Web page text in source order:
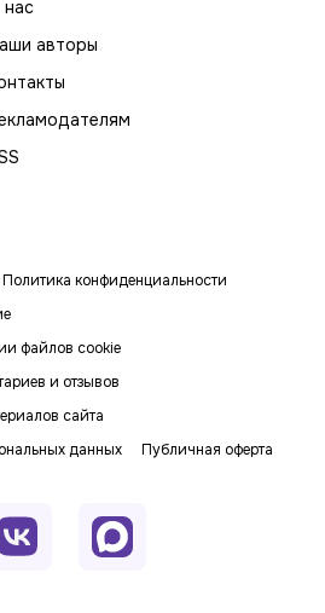
авторы
Политика конфиденциальности
файлов cookie
и отзывов
сайта
данных
Публичная оферта